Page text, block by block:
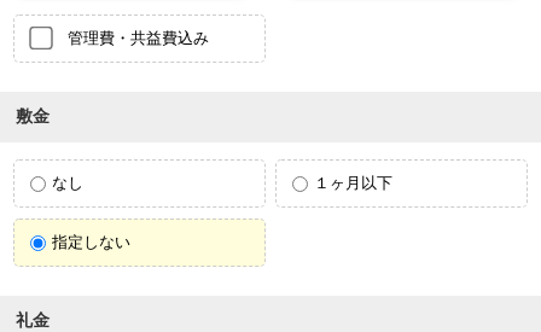
管理費・共益費込み
敷金
なし １ヶ月以下
指定しない
礼金